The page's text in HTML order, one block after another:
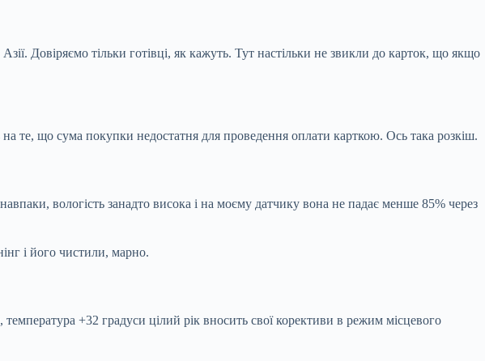
Довіряємо тільки готівці, як кажуть. Тут настільки не звикли до карток, що якщо
те, що сума покупки недостатня для проведення оплати карткою. Ось така розкіш.
вологість занадто висока і на моєму датчику вона не падає менше 85% через
і його чистили, марно.
температура +32 градуси цілий рік вносить свої корективи в режим місцевого